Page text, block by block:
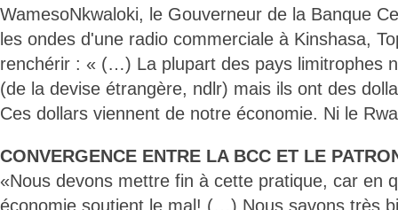
WamesoNkwaloki, le Gouverneur de la Banque
les ondes d'une radio commerciale à Kinshasa,
renchérir : « (…) La plupart des pays limitrophes
(de la devise étrangère, ndlr) mais ils ont des
Ces dollars viennent de notre économie. Ni le
CONVERGENCE ENTRE LA BCC ET LE
«Nous devons mettre fin à cette pratique, car en
économie soutient le mal! (…) Nous savons très